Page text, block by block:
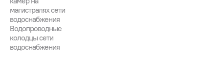
магистралях сети
водоснабжения
Водопроводные
колодцы сети
водоснабжения